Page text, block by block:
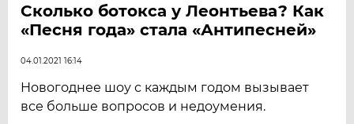
Сколько ботокса у Леонтьева? Как
«Песня года» стала «Антипесней»
04.01.2021 16:14
Новогоднее шоу с каждым годом вызывает
все больше вопросов и недоумения.